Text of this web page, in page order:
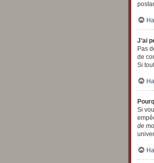
J’ai
Pas
de
Si
Si
de